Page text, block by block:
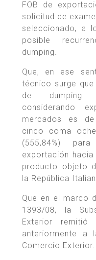
FOB de
solicitud de
seleccionado, a
posible
dumping.
Que, en ese
técnico surge
de dumping
considerando
mercados es
cinco coma
(555,84%)
exportación hacia
producto objeto
la República
Que en el marco
1393/08, la
Exterior remitió
anteriormente a
Comercio Exterior.